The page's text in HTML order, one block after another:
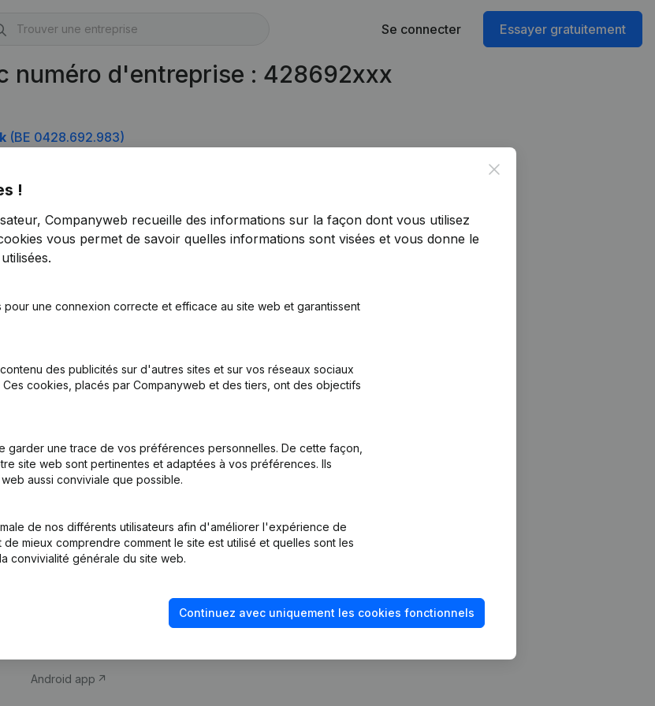
Se connecter Essayer gratuitement
numéro d'entreprise : 428692xxx
(BE 0428.692.983)
Close
!
Companyweb recueille des informations sur la façon dont vous utilisez
vous permet de savoir quelles informations sont visées et vous donne le
une connexion correcte et efficace au site web et garantissent
des publicités sur d'autres sites et sur vos réseaux sociaux
cookies, placés par Companyweb et des tiers, ont des objectifs
une trace de vos préférences personnelles. De cette façon,
site web sont pertinentes et adaptées à vos préférences. Ils
aussi conviviale que possible.
de nos différents utilisateurs afin d'améliorer l'expérience de
mieux comprendre comment le site est utilisé et quelles sont les
convivialité générale du site web.
Continuez avec uniquement les cookies fonctionnels
Produit
d’entreprise
Monitoring
Android app
fraude
Consulter des comptes annuels
Vérification de la solvabilité